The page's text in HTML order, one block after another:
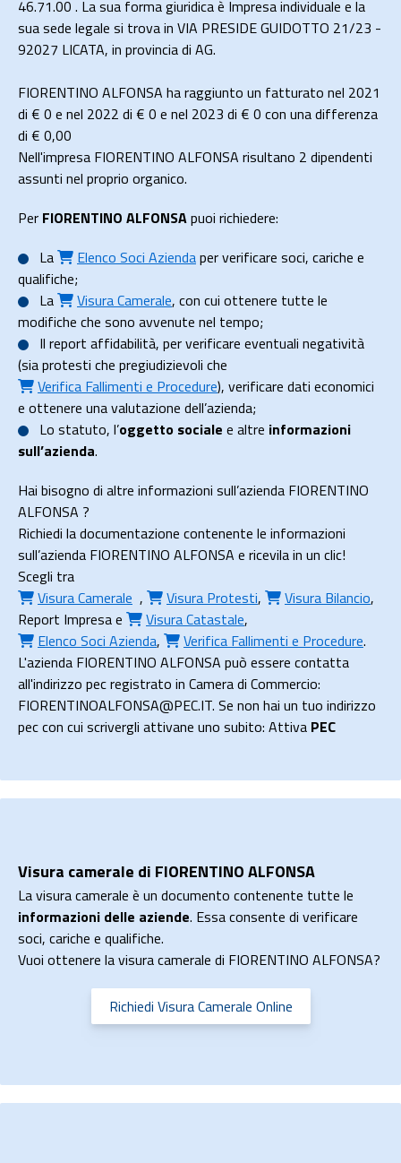
46.71.00 . La sua forma giuridica è Impresa individuale e la
sua sede legale si trova in VIA PRESIDE GUIDOTTO 21/23 -
92027 LICATA, in provincia di AG.
FIORENTINO ALFONSA ha raggiunto un fatturato nel 2021
di € 0 e nel 2022 di € 0 e nel 2023 di € 0 con una differenza
di € 0,00
Nell'impresa FIORENTINO ALFONSA risultano 2 dipendenti
assunti nel proprio organico.
Per FIORENTINO ALFONSApuoi richiedere:
La
Elenco Soci Aziendaper verificare soci, cariche e
qualifiche;
La
Visura Camerale, con cui ottenere tutte le
modifiche che sono avvenute nel tempo;
Il report affidabilità, per verificare eventuali negatività
(sia protesti che pregiudizievoli che
Verifica Fallimenti e Procedure), verificare dati economici
e ottenere una valutazione dell’azienda;
Lo statuto, l’oggetto sociale e altre informazioni
sull’azienda.
Hai bisogno di altre informazioni sull’azienda FIORENTINO
ALFONSA ?
Richiedi la documentazione contenente le informazioni
sull’azienda FIORENTINO ALFONSA e ricevila in un clic!
Scegli tra
Visura Camerale , Visura Protesti, Visura Bilancio,
Report Impresae Visura Catastale,
Elenco Soci Azienda, Verifica Fallimenti e Procedure.
L'azienda FIORENTINO ALFONSA può essere contatta
all'indirizzo pec registrato in Camera di Commercio:
FIORENTINOALFONSA@PEC.IT. Se non hai un tuo indirizzo
pec con cui scrivergli attivane uno subito: Attiva PEC
Visura camerale di FIORENTINO ALFONSA
La visura camerale è un documento contenente tutte le
informazioni delle aziende. Essa consente di verificare
soci, cariche e qualifiche.
Vuoi ottenere la visura camerale di FIORENTINO ALFONSA?
Richiedi Visura Camerale Online